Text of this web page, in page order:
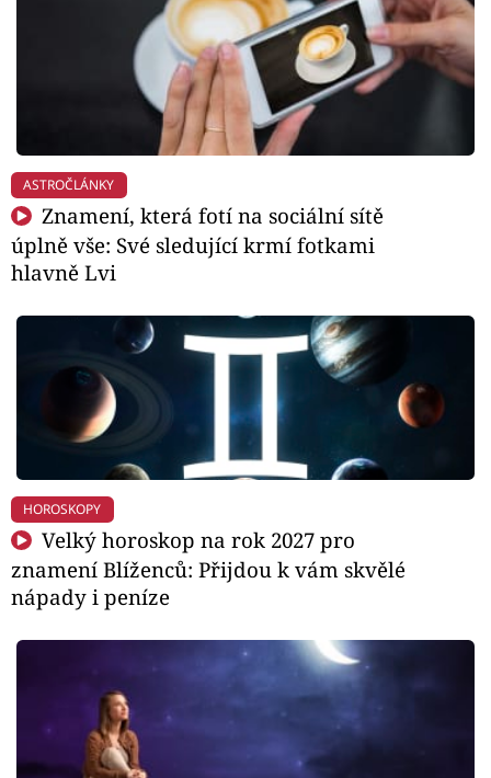
ASTROČLÁNKY
Znamení, která fotí na sociální sítě
úplně vše: Své sledující krmí fotkami
hlavně Lvi
HOROSKOPY
Velký horoskop na rok 2027 pro
znamení Blíženců: Přijdou k vám skvělé
nápady i peníze